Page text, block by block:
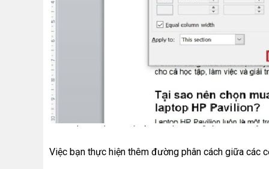
Việc bạn thực hiện thêm đường phân cách giữa các